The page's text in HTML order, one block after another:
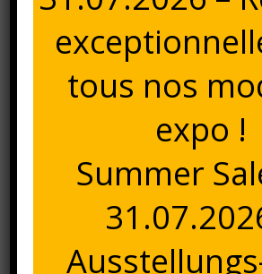
tous nos
expo !
Summer